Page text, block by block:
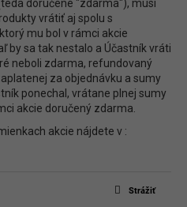
doručené "zdarma"), musí
vrátiť aj spolu s
mu bol v rámci akcie
by sa tak nestalo a Účastník vráti
neboli zdarma, refundovaný
za objednávku a sumy
ponechal, vrátane plnej sumy
akcie doručený zdarma.
akcie nájdete v :
Strážiť